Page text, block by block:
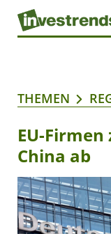
THEMEN
EU-
China ab